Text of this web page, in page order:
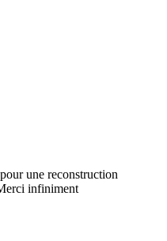
une reconstruction
infiniment